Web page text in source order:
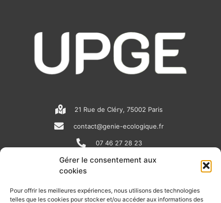
Gérer le consentement aux
cookies
Pour offrir les meilleures expériences, nous utilisons des technologies
telles que les cookies pour stocker et/ou accéder aux informations des
21 Rue de Cléry, 75002 Paris
contact@genie-ecologique.fr
07 46 27 28 23
N
e
i
o